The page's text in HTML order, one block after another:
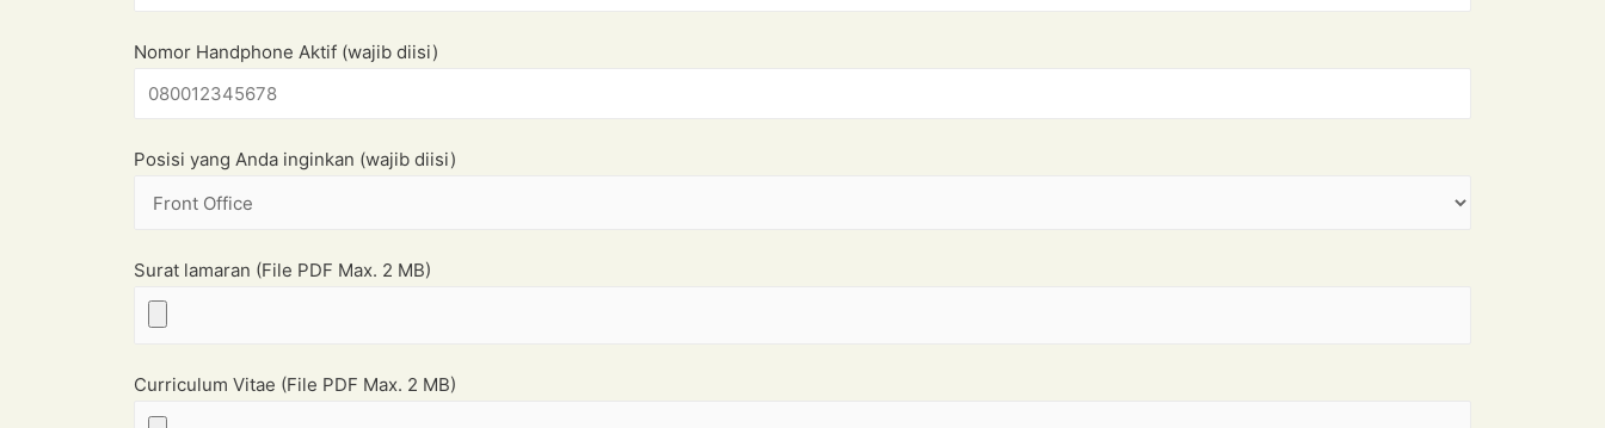
Nomor Handphone Aktif (wajib diisi)
Posisi yang Anda inginkan (wajib diisi)
Surat lamaran (File PDF Max. 2 MB)
Curriculum Vitae (File PDF Max. 2 MB)